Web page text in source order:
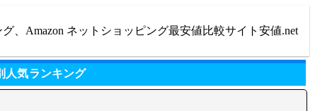
、Amazon ネットショッピング最安値比較サイト安値.net
人気ランキング